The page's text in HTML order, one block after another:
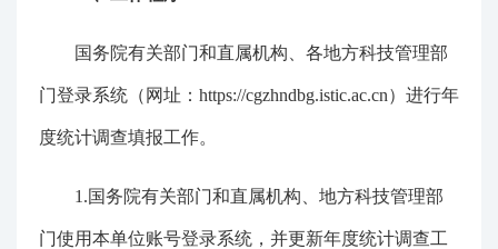
国务院有关部门和直属机构、各地方科技管理部
门登录系统（网址：https://cgzhndbg.istic.ac.cn）进行年
度统计调查填报工作。
1.国务院有关部门和直属机构、地方科技管理部
门使用本单位账号登录系统，并更新年度统计调查工